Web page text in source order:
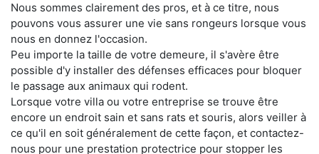
Nous sommes clairement des pros, et à ce titre, nous
pouvons vous assurer une vie sans rongeurs lorsque vous
nous en donnez l'occasion.
Peu importe la taille de votre demeure, il s'avère être
possible d'y installer des défenses efficaces pour bloquer
le passage aux animaux qui rodent.
Lorsque votre villa ou votre entreprise se trouve être
encore un endroit sain et sans rats et souris, alors veiller à
ce qu'il en soit généralement de cette façon, et contactez-
nous pour une prestation protectrice pour stopper les